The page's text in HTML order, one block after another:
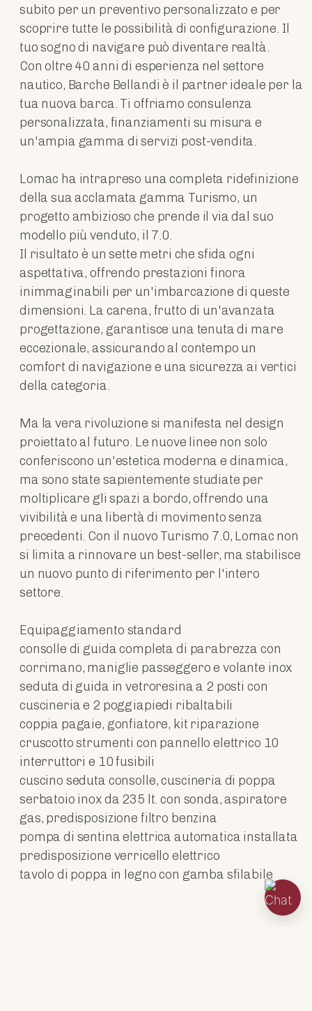
subito per un preventivo personalizzato e per
scoprire tutte le possibilità di configurazione. Il
tuo sogno di navigare può diventare realtà.
Con oltre 40 anni di esperienza nel settore
nautico, Barche Bellandi è il partner ideale per la
tua nuova barca. Ti offriamo consulenza
personalizzata, finanziamenti su misura e
un'ampia gamma di servizi post-vendita.
Lomac ha intrapreso una completa ridefinizione
della sua acclamata gamma Turismo, un
progetto ambizioso che prende il via dal suo
modello più venduto, il 7.0.
Il risultato è un sette metri che sfida ogni
aspettativa, offrendo prestazioni finora
inimmaginabili per un'imbarcazione di queste
dimensioni. La carena, frutto di un'avanzata
progettazione, garantisce una tenuta di mare
eccezionale, assicurando al contempo un
comfort di navigazione e una sicurezza ai vertici
della categoria.
Ma la vera rivoluzione si manifesta nel design
proiettato al futuro. Le nuove linee non solo
conferiscono un'estetica moderna e dinamica,
ma sono state sapientemente studiate per
moltiplicare gli spazi a bordo, offrendo una
vivibilità e una libertà di movimento senza
precedenti. Con il nuovo Turismo 7.0, Lomac non
si limita a rinnovare un best-seller, ma stabilisce
un nuovo punto di riferimento per l'intero
settore.
Equipaggiamento standard
consolle di guida completa di parabrezza con
corrimano, maniglie passeggero e volante inox
seduta di guida in vetroresina a 2 posti con
cuscineria e 2 poggiapiedi ribaltabili
coppia pagaie, gonfiatore, kit riparazione
cruscotto strumenti con pannello elettrico 10
interruttori e 10 fusibili
cuscino seduta consolle, cuscineria di poppa
serbatoio inox da 235 lt. con sonda, aspiratore
gas, predisposizione filtro benzina
pompa di sentina elettrica automatica installata
predisposizione verricello elettrico
tavolo di poppa in legno con gamba sfilabile